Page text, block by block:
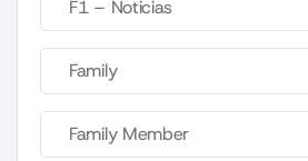
F1 – Noticias
Family
Family Member